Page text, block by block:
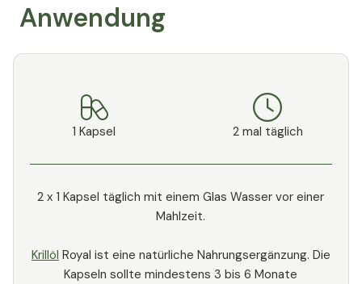
Anwendung
1 Kapsel 2 mal täglich
2 x 1 Kapsel täglich mit einem Glas Wasser vor einer
Mahlzeit.
Krillöl Royal ist eine natürliche Nahrungsergänzung. Die
Kapseln sollte mindestens 3 bis 6 Monate